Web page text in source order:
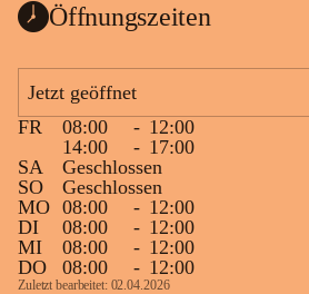
Öffnungszeiten
Jetzt geöffnet
FR
08:00 - 12:00
14:00
- 17:00
SA
Geschlossen
SO
Geschlossen
MO 08:00 - 12:00
DI
08:00 - 12:00
MI
08:00 - 12:00
DO
08:00 - 12:00
Zuletzt bearbeitet: 02.04.2026